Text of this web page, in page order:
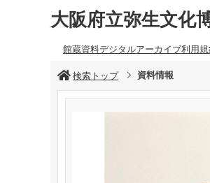
大阪府立弥生文
館蔵資料デジタルアーカイブ利用規
検索トップ 資料情報